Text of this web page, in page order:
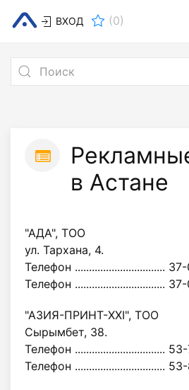
ВХОД (0)
в Астане
"АДА", ТОО
ул. Тархана, 4.
Телефон ................................
Телефон ................................
"АЗИЯ-ПРИНТ-XXI", ТОО
Сырымбет, 38.
Телефон ................................
Телефон ................................